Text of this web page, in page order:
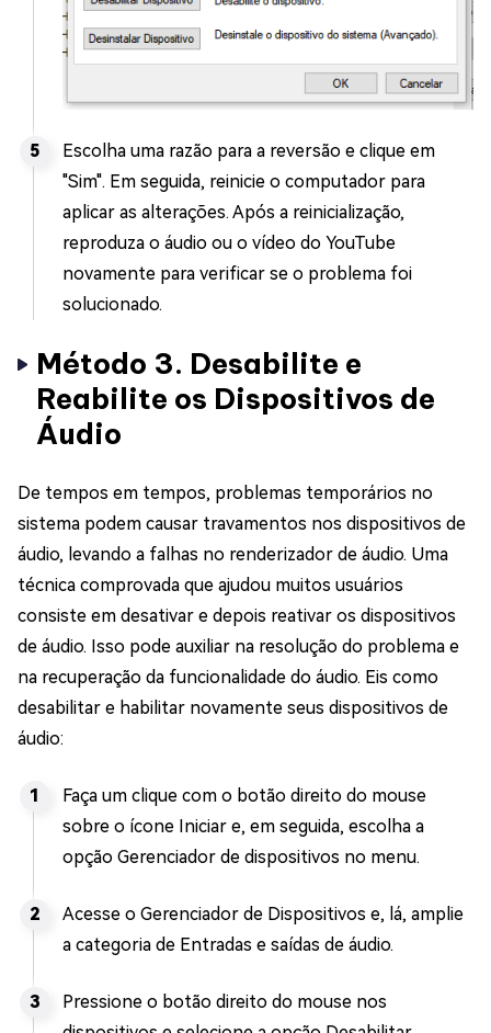
Escolha uma razão para a reversão e clique em
"Sim". Em seguida, reinicie o computador para
aplicar as alterações. Após a reinicialização,
reproduza o áudio ou o vídeo do YouTube
novamente para verificar se o problema foi
solucionado.
Método 3. Desabilite e
Reabilite os Dispositivos de
Áudio
De tempos em tempos, problemas temporários no
sistema podem causar travamentos nos dispositivos de
áudio, levando a falhas no renderizador de áudio. Uma
técnica comprovada que ajudou muitos usuários
consiste em desativar e depois reativar os dispositivos
de áudio. Isso pode auxiliar na resolução do problema e
na recuperação da funcionalidade do áudio. Eis como
desabilitar e habilitar novamente seus dispositivos de
áudio:
Faça um clique com o botão direito do mouse
sobre o ícone Iniciar e, em seguida, escolha a
opção Gerenciador de dispositivos no menu.
Acesse o Gerenciador de Dispositivos e, lá, amplie
a categoria de Entradas e saídas de áudio.
Pressione o botão direito do mouse nos